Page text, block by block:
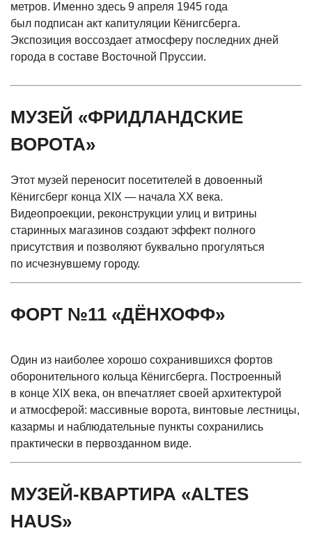
метров. Именно здесь 9 апреля 1945 года
был подписан акт капитуляции Кёнигсберга.
Экспозиция воссоздает атмосферу последних дней
города в составе Восточной Пруссии.
МУЗЕЙ «ФРИДЛАНДСКИЕ
ВОРОТА»
Этот музей переносит посетителей в довоенный
Кёнигсберг конца XIX — начала XX века.
Видеопроекции, реконструкции улиц и витрины
старинных магазинов создают эффект полного
присутствия и позволяют буквально прогуляться
по исчезнувшему городу.
ФОРТ №11 «ДЁНХОФФ»
Один из наиболее хорошо сохранившихся фортов
оборонительного кольца Кёнигсберга. Построенный
в конце XIX века, он впечатляет своей архитектурой
и атмосферой: массивные ворота, винтовые лестницы,
казармы и наблюдательные пункты сохранились
практически в первозданном виде.
МУЗЕЙ-КВАРТИРА «ALTES
HAUS»